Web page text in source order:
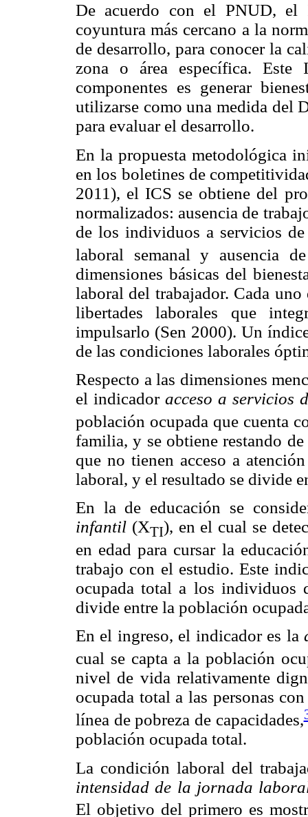
De acuerdo con el PNUD, el
coyuntura más cercano a la
de desarrollo, para conocer la
zona o área específica.
componentes es generar
utilizarse como una medida del
para evaluar el desarrollo.
En la propuesta metodológica
en los boletines de
2011), el ICS se obtiene del
normalizados: ausencia de
de los individuos a servicios
laboral semanal y ausencia
dimensiones básicas del
laboral del trabajador. Cada
libertades laborales que
impulsarlo (Sen 2000). Un
de las condiciones laborales
Respecto a las dimensiones
el indicador acceso a servicios
población ocupada que cuenta
familia, y se obtiene restando
que no tienen acceso a
laboral, y el resultado se divide
En la de educación se
infantil (XTI), en el cual se
en edad para cursar la
trabajo con el estudio. Este
ocupada total a los individuos
divide entre la población
En el ingreso, el indicador es la
cual se capta a la población
nivel de vida relativamente
ocupada total a las personas
línea de pobreza de capacidades,
población ocupada total.
La condición laboral del
intensidad de la jornada
El objetivo del primero es